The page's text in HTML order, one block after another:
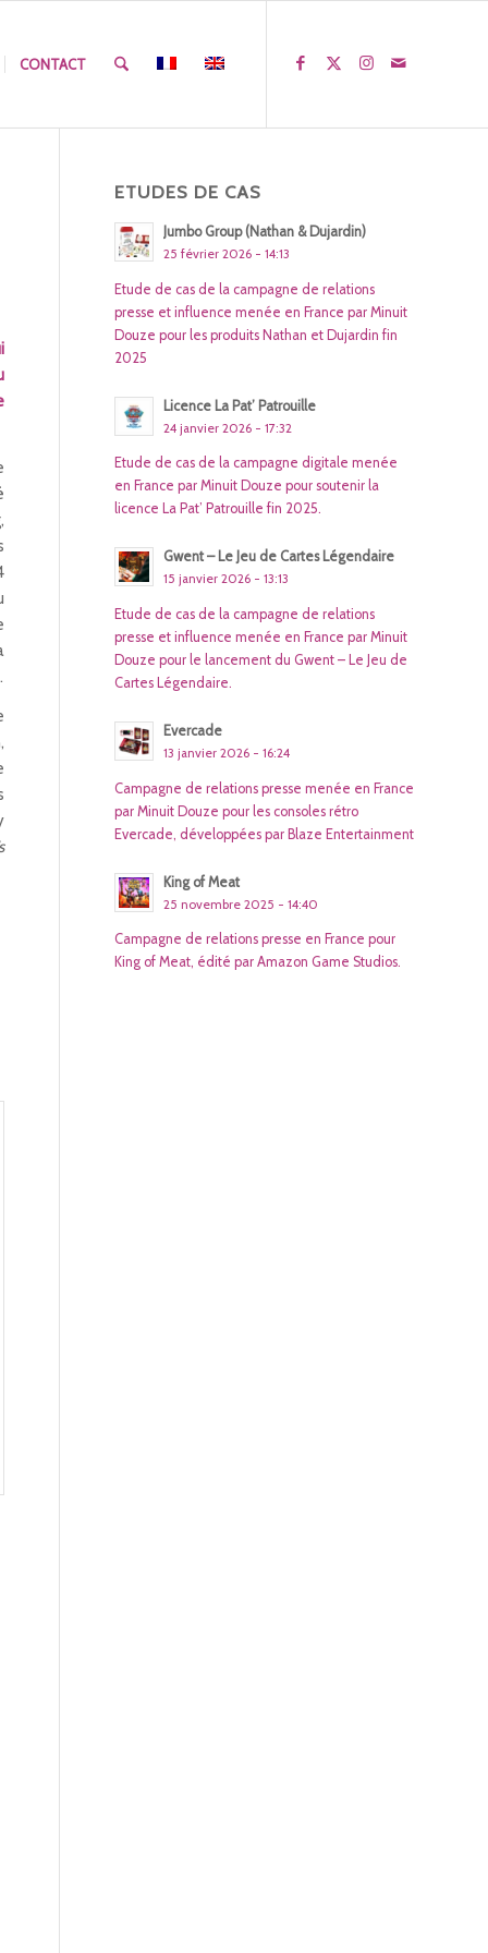
CONTACT
ETUDES DE CAS
Jumbo Group (Nathan & Dujardin)
25 février 2026 - 14:13
Etude de cas de la campagne de relations
presse et influence menée en France par Minuit
Douze pour les produits Nathan et Dujardin fin
2025
Licence La Pat’ Patrouille
24 janvier 2026 - 17:32
Etude de cas de la campagne digitale menée
en France par Minuit Douze pour soutenir la
licence La Pat’ Patrouille fin 2025.
Gwent – Le Jeu de Cartes Légendaire
15 janvier 2026 - 13:13
Etude de cas de la campagne de relations
presse et influence menée en France par Minuit
Douze pour le lancement du Gwent – Le Jeu de
Cartes Légendaire.
Evercade
13 janvier 2026 - 16:24
Campagne de relations presse menée en France
par Minuit Douze pour les consoles rétro
Evercade, développées par Blaze Entertainment
King of Meat
25 novembre 2025 - 14:40
Campagne de relations presse en France pour
King of Meat, édité par Amazon Game Studios.